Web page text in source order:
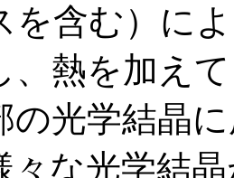
を含む）に
、熱を加え
の光学結晶
々な光学結